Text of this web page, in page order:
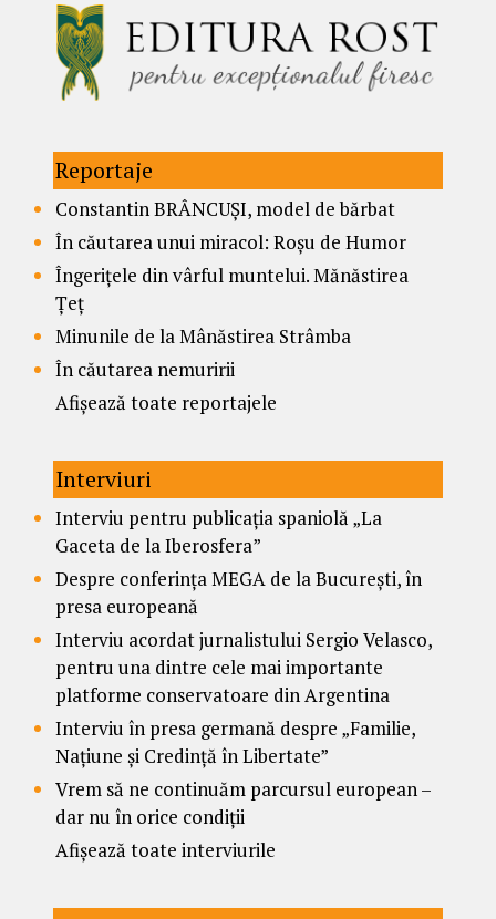
Reportaje
Constantin BRÂNCUȘI, model de bărbat
În căutarea unui miracol: Roșu de Humor
Îngerițele din vârful muntelui. Mănăstirea
Țeț
Minunile de la Mânăstirea Strâmba
În căutarea nemuririi
Afișează toate reportajele
Interviuri
Interviu pentru publicația spaniolă „La
Gaceta de la Iberosfera”
Despre conferința MEGA de la București, în
presa europeană
Interviu acordat jurnalistului Sergio Velasco,
pentru una dintre cele mai importante
platforme conservatoare din Argentina
Interviu în presa germană despre „Familie,
Națiune și Credință în Libertate”
Vrem să ne continuăm parcursul european –
dar nu în orice condiții
Afișează toate interviurile